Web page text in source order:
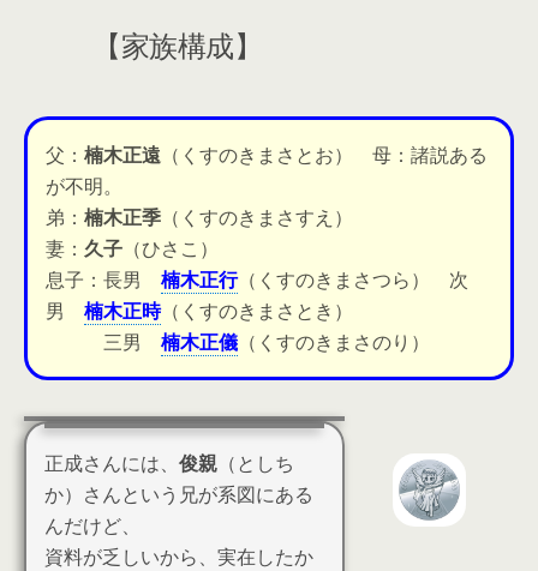
【家族構成】
父： 楠木正遠 （くすのきまさとお） 母：諸説ある
が不明。
弟： 楠木正季 （くすのきまさすえ）
妻： 久子 （ひさこ）
息子：長男 楠木正行（くすのきまさつら） 次
男 楠木正時（くすのきまさとき）
三男 楠木正儀 （くすのきまさのり）
正成さんには、 俊親 （としち
か）さんという兄が系図にある
んだけど、
資料が乏しいから、実在したか